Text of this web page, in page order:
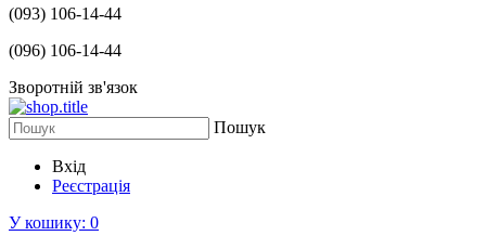
(093) 106-14-44
(096) 106-14-44
Зворотній зв'язок
Пошук
Вхід
Реєстрація
У кошику: 0